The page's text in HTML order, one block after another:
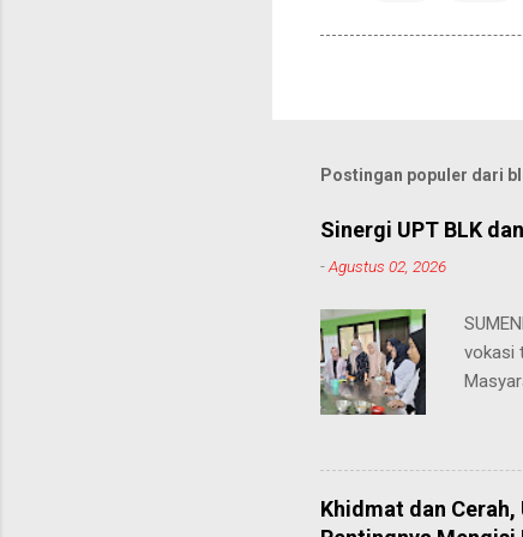
Postingan populer dari
Sinergi UPT BLK
-Agustus 02, 2026
vokasi
Khidmat dan Cerah,